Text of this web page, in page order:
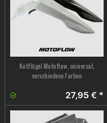
Kotflügel Motoflow, universal,
verschiedene Farben
27,95 € *